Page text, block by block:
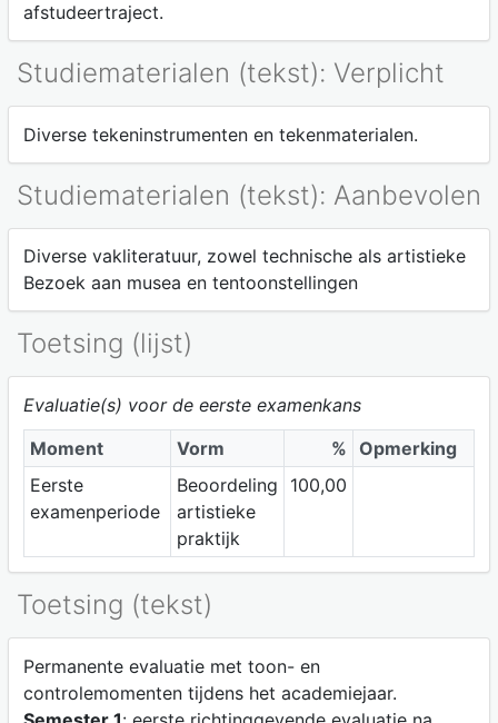
afstudeertraject.
Studiematerialen (tekst): Verplicht
Diverse tekeninstrumenten en tekenmaterialen.
Studiematerialen (tekst): Aanbevolen
Diverse vakliteratuur, zowel technische als artistieke
Bezoek aan musea en tentoonstellingen
Toetsing (lijst)
Evaluatie(s) voor de eerste examenkans
Moment
Vorm % Opmerking
Eerste
examenperiode
Beoordeling
artistieke
praktijk
100,00
Toetsing (tekst)
Permanente evaluatie met toon- en
controlemomenten tijdens het academiejaar.